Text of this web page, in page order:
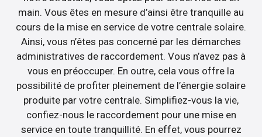
main. Vous êtes en mesure d’ainsi être tranquille au
cours de la mise en service de votre centrale solaire.
Ainsi, vous n’êtes pas concerné par les démarches
administratives de raccordement. Vous n’avez pas à
vous en préoccuper. En outre, cela vous offre la
possibilité de profiter pleinement de l’énergie solaire
produite par votre centrale. Simplifiez-vous la vie,
confiez-nous le raccordement pour une mise en
service en toute tranquillité. En effet, vous pourrez